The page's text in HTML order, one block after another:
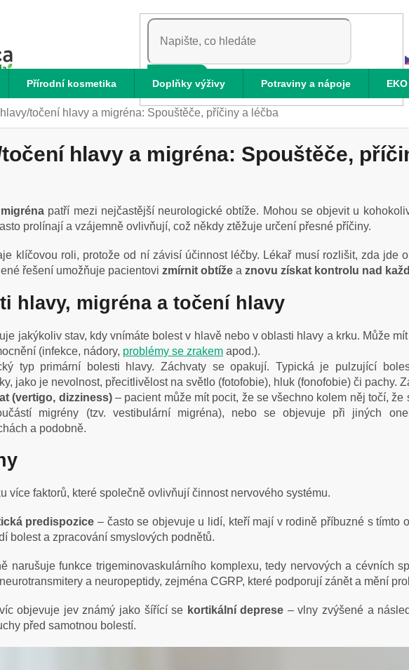
HLEDAT
Přírodní kosmetika Doplňky výživy Potraviny a nápoje
točení hlavy a migréna: Spouštěče, příčiny a léčba
hlavy a migréna: Spouštěče,
migréna patří mezi nejčastější neurologické obtíže. Mohou se objevit u
prolínají a vzájemně ovlivňují, což někdy ztěžuje určení přesné příčiny.
klíčovou roli, protože od ní závisí účinnost léčby. Lékař musí rozlišit, zda jde
řešení umožňuje pacientovi zmírnit obtíže a znovu získat kontrolu nad
hlavy, migréna a točení hlavy
jakýkoliv stav, kdy vnímáte bolest v hlavě nebo v oblasti hlavy a krku. Může
(infekce, nádory, problémy se zrakem apod.).
typ primární bolesti hlavy. Záchvaty se opakují. Typická je pulzující
jako je nevolnost, přecitlivělost na světlo (fotofobie), hluk (fonofobie) či pachy.
(vertigo, dizziness)– pacient může mít pocit, že se všechno kolem něj točí,
migrény (tzv. vestibulární migréna), nebo se objevuje při jiných
a podobně.
více faktorů, které společně ovlivňují činnost nervového systému.
predispozice – často se objevuje u lidí, kteří mají v rodině příbuzné s tímto
bolest a zpracování smyslových podnětů.
narušuje funkce trigeminovaskulárního komplexu, tedy nervových a cévních
a neuropeptidy, zejména CGRP, které podporují zánět a mění
objevuje jev známý jako šířící se kortikální deprese – vlny zvýšené a
před samotnou bolestí.